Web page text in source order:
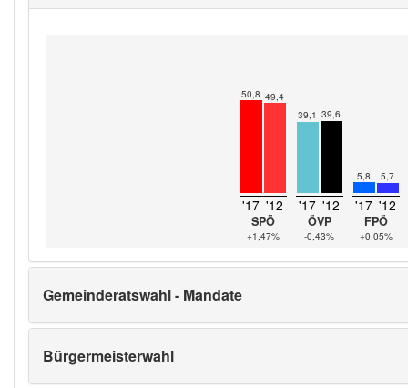
50,8 49,4
'17 '12
SPÖ
+1,47%
39,1 39,6
'17 '12
ÖVP
-0,43%
5,8 5,7
'17 '12
FPÖ
+0,05%
Gemeinderatswahl - Mandate
Bürgermeisterwahl